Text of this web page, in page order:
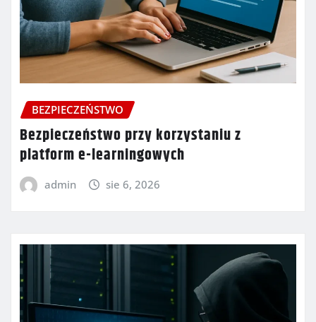
BEZPIECZEŃSTWO
Bezpieczeństwo przy korzystaniu z
platform e-learningowych
admin sie 6, 2026